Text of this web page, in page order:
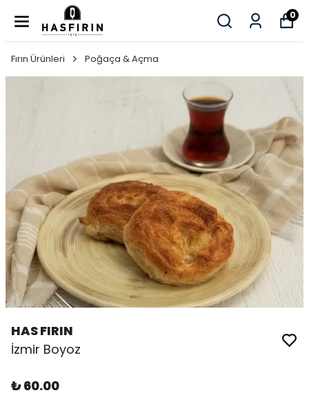
0
Fırın Ürünleri Poğaça & Açma
HAS FIRIN
İzmir Boyoz
₺ 60.00